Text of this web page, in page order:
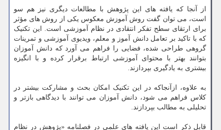
از آنجا که یافته های این پژوهش با مطالعات دیگری نیز هم سو
است، می توان گفت روش آموزش معکوس یکی از روش های مؤثر
برای ارتقای سطح تفکر انتقادی در نظام آموزشی است. این تکنیک
که با تاکید بر تعامل دانش آموز و معلم، ویدیوی آموزشی و تمرینات
گروهی طراحی شده، فضایی را فراهم می آورد که دانش آموزان
بتوانند بهتر با محتوای آموزشی ارتباط برقرار کرده و با انگیزه
بیشتری به یادگیری بپردازند.
به علاوه، ازآنجاکه در این تکنیک امکان بحث و مشارکت بیشتر در
کلاس فراهم می شود، دانش آموزان می توانند با دیدگاهی بازتر و
تحلیلی به مطالب بپردازند.
قابل ذکر است این یافته های علمی در فصلنامه «پژوهش در نظام